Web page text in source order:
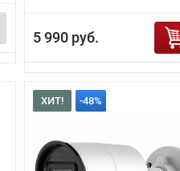
5 990 руб.
ХИТ! -48%